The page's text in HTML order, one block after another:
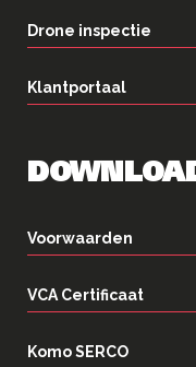
Drone inspectie
Klantportaal
Voorwaarden
VCA Certificaat
Komo SERCO